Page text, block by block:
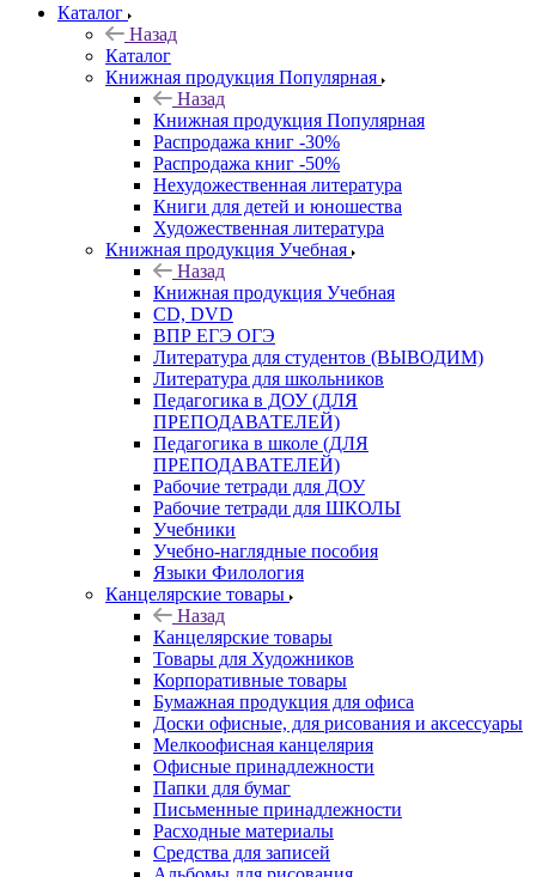
Каталог
Назад
Каталог
Книжная продукция Популярная
Назад
Книжная продукция Популярная
Распродажа книг -30%
Распродажа книг -50%
Нехудожественная литература
Книги для детей и юношества
Художественная литература
Книжная продукция Учебная
Назад
Книжная продукция Учебная
CD, DVD
ВПР ЕГЭ ОГЭ
Литература для студентов (ВЫВОДИМ)
Литература для школьников
Педагогика в ДОУ (ДЛЯ
ПРЕПОДАВАТЕЛЕЙ)
Педагогика в школе (ДЛЯ
ПРЕПОДАВАТЕЛЕЙ)
Рабочие тетради для ДОУ
Рабочие тетради для ШКОЛЫ
Учебники
Учебно-наглядные пособия
Языки Филология
Канцелярские товары
Назад
Канцелярские товары
Товары для Художников
Корпоративные товары
Бумажная продукция для офиса
Доски офисные, для рисования и аксессуары
Мелкоофисная канцелярия
Офисные принадлежности
Папки для бумаг
Письменные принадлежности
Расходные материалы
Средства для записей